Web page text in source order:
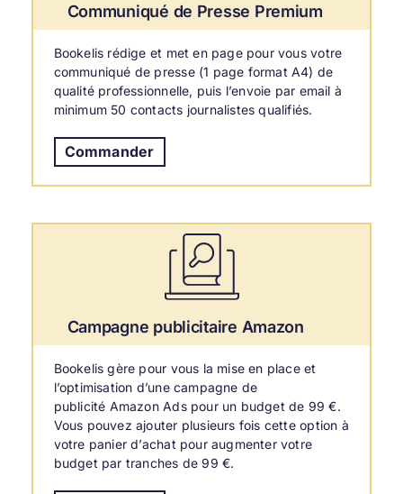
Communiqué de Presse Premium
Bookelis rédige et met en page pour vous votre
communiqué de presse (1 page format A4) de
qualité professionnelle, puis l’envoie par email à
minimum 50 contacts journalistes qualifiés.
Commander
Campagne publicitaire Amazon
Bookelis gère pour vous la mise en place et
l’optimisation d’une campagne de
publicité Amazon Ads pour un budget de 99 €.
Vous pouvez ajouter plusieurs fois cette option à
votre panier d’achat pour augmenter votre
budget par tranches de 99 €.